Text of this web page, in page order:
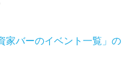
家バーのイベント一覧」の